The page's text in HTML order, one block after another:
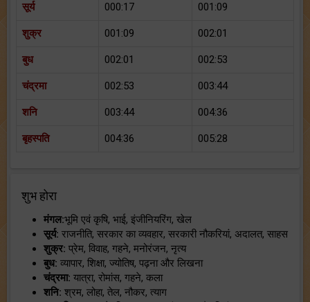
सूर्य 000:17 001:09
शुक्र 001:09 002:01
बुध 002:01 002:53
चंद्रमा 002:53 003:44
शनि 003:44 004:36
बृहस्पति 004:36 005:28
शुभ होरा
मंगल:भूमि एवं कृषि, भाई, इंजीनियरिंग, खेल
सूर्य: राजनीति, सरकार का व्यवहार, सरकारी नौकरियां, अदालत, साहस
शुक्र: प्रेम, विवाह, गहने, मनोरंजन, नृत्य
बुध: व्यापार, शिक्षा, ज्योतिष, पढ़ना और लिखना
चंद्रमा: यात्रा, रोमांस, गहने, कला
शनि: श्रम, लोहा, तेल, नौकर, त्याग